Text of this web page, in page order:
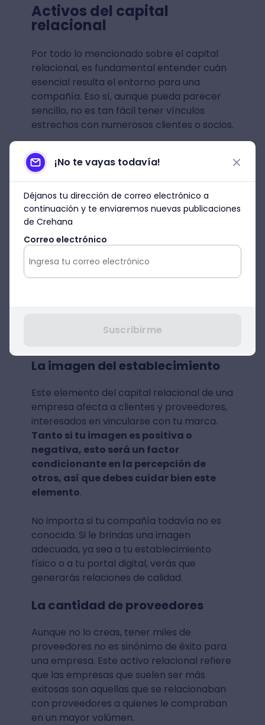
Activos del capital
relacional
Por todo lo mencionado sobre el capital
relacional, es fundamental entender cuán
esencial resulta el entorno para una
compañía. Eso sí, aunque pueda parecer
sencillo, no es tan fácil tener vínculos
estrechos con numerosos clientes o socios.
Para que tu empresa pueda generar
vínculos fuertes, es importante encontrar
un equilibrio ideal entre dos aspectos:
La amplitud de las organizaciones:
conseguir numerosos clientes y socios.
ahondar en los vínculos con un conjunto
reducido de estos grupos.
consideración los activos del capital
La imagen del establecimiento
Este elemento del capital relacional de una
empresa afecta a clientes y proveedores,
interesados en vincularse con tu marca.
Tanto si tu imagen es positiva o
negativa, esto será un factor
condicionante en la percepción de
otros, así que debes cuidar bien este
elemento.
No importa si tu compañía todavía no es
conocida. Si le brindas una imagen
adecuada, ya sea a tu establecimiento
físico o a tu portal digital, verás que
generarás relaciones de calidad.
La cantidad de proveedores
Aunque no lo creas, tener miles de
proveedores no es sinónimo de éxito para
una empresa. Este activo relacional refiere
que las empresas que suelen ser más
exitosas son aquellas que se relacionaban
con proveedores a quienes le compraban
en un mayor volúmen.
¡No te vayas todavía!
Déjanos tu dirección de correo electrónico a
continuación y te enviaremos nuevas publicaciones
de Crehana
Correo electrónico
Suscribirme